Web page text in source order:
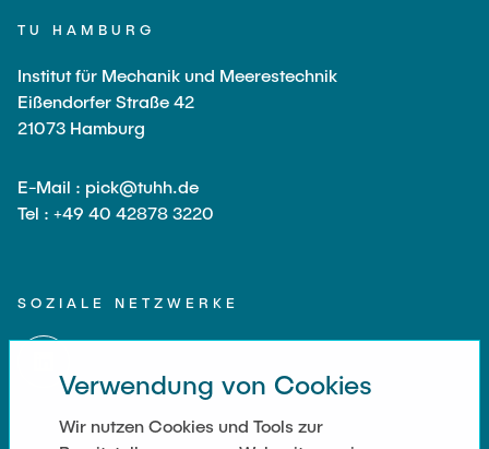
TU HAMBURG
Institut für Mechanik und Meerestechnik
Eißendorfer Straße 42
21073 Hamburg
E-Mail : pick@tuhh.de
Tel : +49 40 42878 3220
SOZIALE NETZWERKE
Verwendung von Cookies
Wir nutzen Cookies und Tools zur